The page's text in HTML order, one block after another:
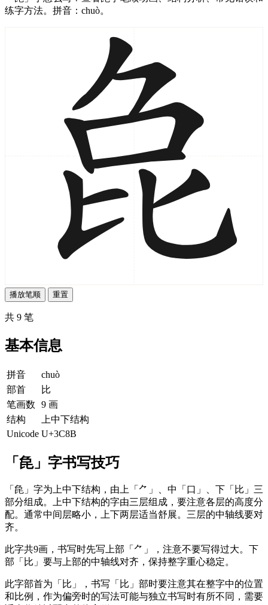
练字方法。拼音：chuò。
播放笔顺 重置
共 9 笔
基本信息
拼音
chuò
部首
比
笔画数
9 画
结构
上中下结构
Unicode U+3C8B
「㲋」字书写技巧
「㲋」字为上中下结构，由上「⺈」、中「口」、下「比」三
部分组成。上中下结构的字由三层组成，要注意各层的高度分
配。通常中间层略小，上下两层适当舒展。三层的中轴线要对
齐。
此字共9画，书写时先写上部「⺈」，注意不要写得过大。下
部「比」要与上部的中轴线对齐，保持整字重心稳定。
此字部首为「比」，书写「比」部时要注意其在整字中的位置
和比例，作为偏旁时的写法可能与独立书写时有所不同，需要